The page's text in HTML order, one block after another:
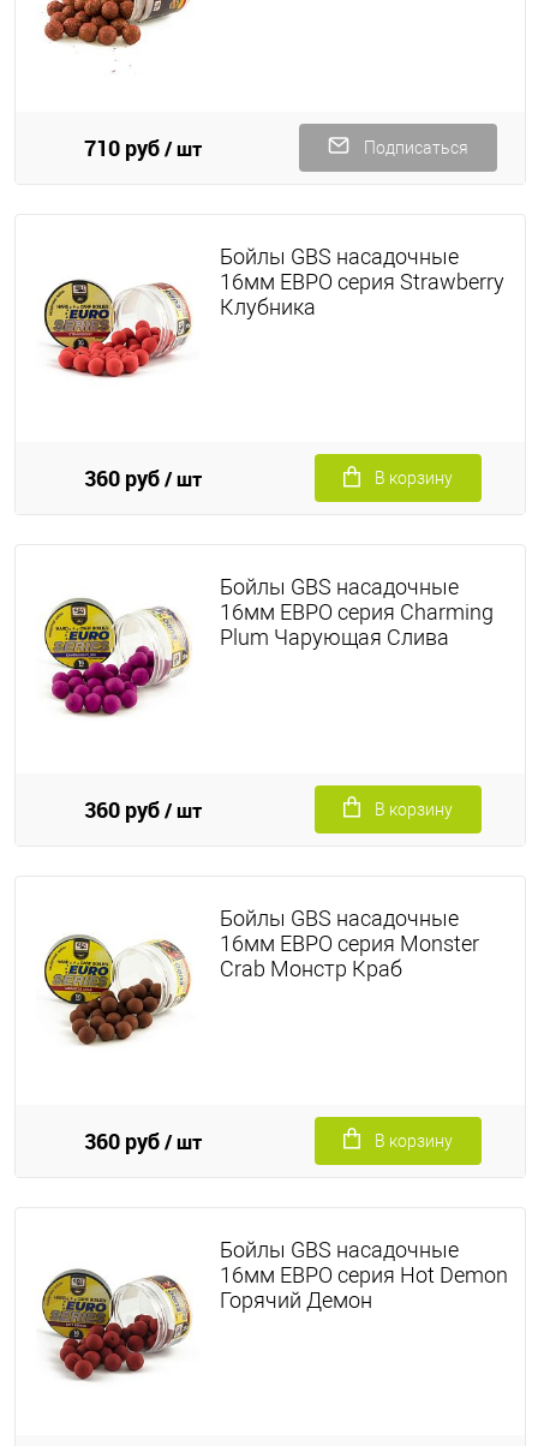
710 руб/ шт Подписаться
Бойлы GBS насадочные
16мм ЕВРО серия Strawberry
Клубника
360 руб/ шт В корзину
Бойлы GBS насадочные
16мм ЕВРО серия Charming
Plum Чарующая Слива
360 руб/ шт В корзину
Бойлы GBS насадочные
16мм ЕВРО серия Monster
Crab Монстр Краб
360 руб/ шт В корзину
Бойлы GBS насадочные
16мм ЕВРО серия Hot Demon
Горячий Демон